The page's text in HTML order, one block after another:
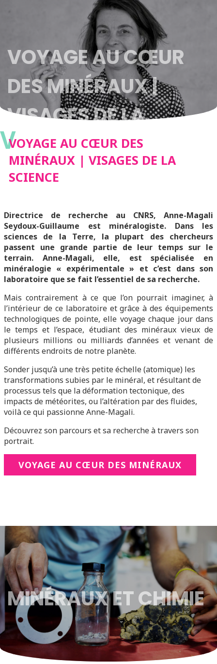
VOYAGE AU CŒUR
DES MINÉRAUX |
VISAGES DE LA
SCIENCE
VVOYAGE AU CŒUR DES
MINÉRAUX | VISAGES DE LA
SCIENCE
Directrice de recherche au CNRS, Anne-Magali
Seydoux-Guillaume est minéralogiste. Dans les
sciences de la Terre, la plupart des chercheurs
passent une grande partie de leur temps sur le
terrain. Anne-Magali, elle, est spécialisée en
minéralogie « expérimentale » et c’est dans son
laboratoire que se fait l’essentiel de sa recherche.
Mais contrairement à ce que l’on pourrait imaginer, à
l’intérieur de ce laboratoire et grâce à des équipements
technologiques de pointe, elle voyage chaque jour dans
le temps et l’espace, étudiant des minéraux vieux de
plusieurs millions ou milliards d’années et venant de
différents endroits de notre planète.
Sonder jusqu’à une très petite échelle (atomique) les
transformations subies par le minéral, et résultant de
processus tels que la déformation tectonique, des
impacts de météorites, ou l’altération par des fluides,
voilà ce qui passionne Anne-Magali.
Découvrez son parcours et sa recherche à travers son
portrait.
VOYAGE AU CŒUR DES MINÉRAUX
MINÉRAUX ET CHIMIE